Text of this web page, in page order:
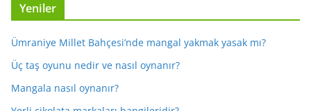
Yeniler
Ümraniye Millet Bahçesi’nde mangal yakmak yasak mı?
Üç taş oyunu nedir ve nasıl oynanır?
Mangala nasıl oynanır?